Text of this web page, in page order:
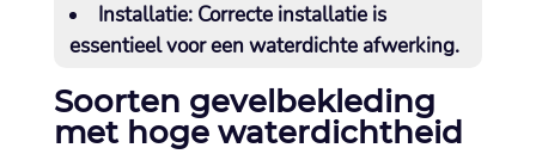
Installatie:Correcte installatie is
essentieel voor een waterdichte afwerking.​
Soorten gevelbekleding
met hoge waterdichtheid